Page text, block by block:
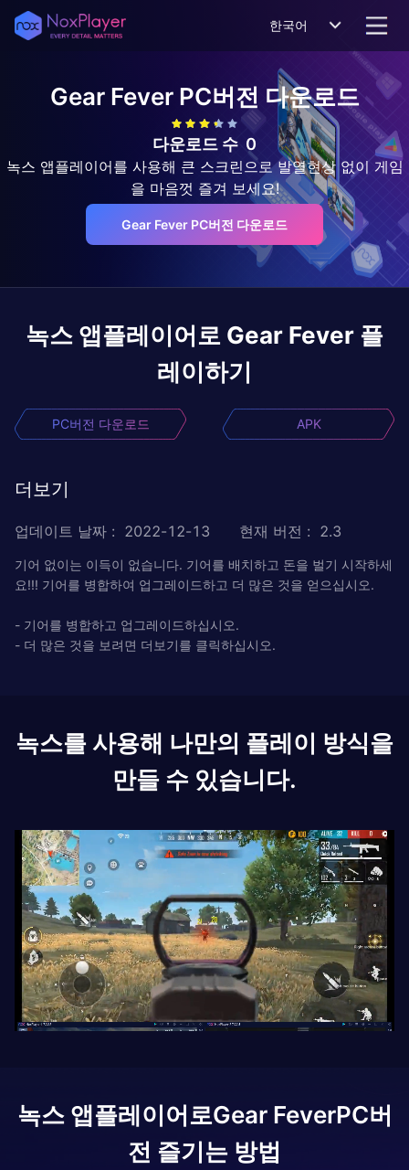
한국어
Gear FeverPC버전 다운로드
다운로드 수 0
녹스 앱플레이어를 사용해 큰 스크린으로 발열현상 없이 게임
을 마음껏 즐겨 보세요!
Gear Fever PC버전 다운로드
녹스 앱플레이어로 Gear Fever 플
레이하기
PC버전 다운로드 APK
더보기
업데이트 날짜 : 2022-12-13 현재 버전 : 2.3
기어 없이는 이득이 없습니다. 기어를 배치하고 돈을 벌기 시작하세
요!!! 기어를 병합하여 업그레이드하고 더 많은 것을 얻으십시오.
- 기어를 병합하고 업그레이드하십시오.
- 더 많은 것을 보려면 더보기를 클릭하십시오.
녹스를 사용해 나만의 플레이 방식을
만들 수 있습니다.
녹스 앱플레이어로Gear FeverPC버
전 즐기는 방법